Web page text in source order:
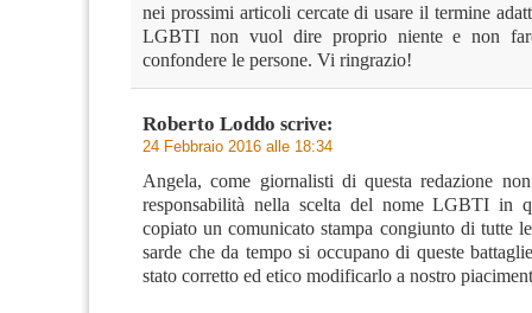
nei prossimi articoli cercate di usare il termine
LGBTI non vuol dire proprio niente e non
confondere le persone. Vi ringrazio!
Roberto Loddo scrive:
24 Febbraio 2016 alle 18:34
Angela, come giornalisti di questa redazione
responsabilità nella scelta del nome LGBTI in
copiato un comunicato stampa congiunto di tutte
sarde che da tempo si occupano di queste
stato corretto ed etico modificarlo a nostro